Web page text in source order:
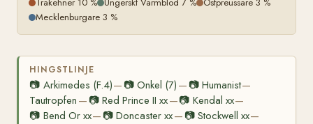
Mecklenburgare 3 %
HINGSTLINJE
📷 Arkimedes (F.4)— 📷Onkel (7) — 📷 Humanist—
Tautropfen — 📷Red Prince II xx—📷 Kendal xx—
📷 Bend Or xx— 📷Doncaster xx— 📷 Stockwell xx—